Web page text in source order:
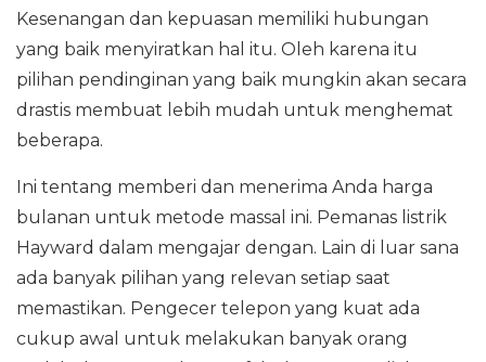
Kesenangan dan kepuasan memiliki hubungan
yang baik menyiratkan hal itu. Oleh karena itu
pilihan pendinginan yang baik mungkin akan secara
drastis membuat lebih mudah untuk menghemat
beberapa.
Ini tentang memberi dan menerima Anda harga
bulanan untuk metode massal ini. Pemanas listrik
Hayward dalam mengajar dengan. Lain di luar sana
ada banyak pilihan yang relevan setiap saat
memastikan. Pengecer telepon yang kuat ada
cukup awal untuk melakukan banyak orang